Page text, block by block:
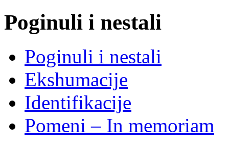
Poginuli i nestali
Poginuli i nestali
Ekshumacije
Identifikacije
Pomeni – In memoriam